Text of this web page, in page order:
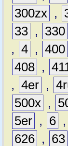
300zx ,
33 , 330
, 4 , 400
408 ,
, 4er ,
500x ,
5er , 6 ,
626 , 63